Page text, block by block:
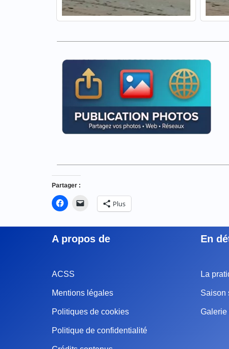
Partager :
Plus
A propos de
ACSS
Mentions légales
Politiques de cookies
Politique de confidentialité
En
La
Saison
Galerie